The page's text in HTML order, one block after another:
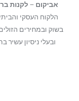
אביקום –לקנות
הלקוח העסקי
בשוק ובמחירים
ובעלי ניסיון